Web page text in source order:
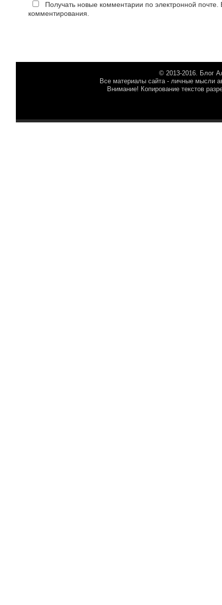
Получать новые комментарии по электронной
комментирования.
© 2013-2016. Блог
Все материалы сайта - личные мысли
Внимание! Копирование текстов